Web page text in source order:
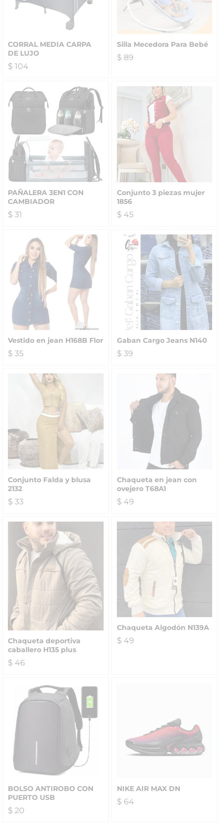
CORRAL MEDIA CARPA
DE LUJO
$ 104
Silla Mecedora Para Bebé
$ 89
PAÑALERA 3EN1 CON
CAMBIADOR
$ 31
Conjunto 3 piezas mujer
1856
$ 45
Vestido en jean H168B Flor
$ 35
Gaban Cargo Jeans N140
$ 39
Conjunto Falda y blusa
2132
$ 33
Chaqueta en jean con
ovejero T68A1
$ 49
Chaqueta deportiva
caballero H135 plus
$ 46
Chaqueta Algodón N139A
$ 49
BOLSO ANTIROBO CON
PUERTO USB
$ 20
NIKE AIR MAX DN
$ 64